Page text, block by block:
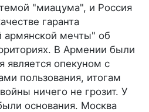
"миацума", и Россия
гаранта
армянской мечты" об
В Армении были
является опекуном с
пользования, итогам
ничего не грозит. У
основания. Москва